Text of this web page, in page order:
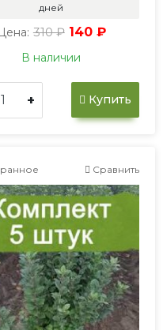
дней
310 ₽ 140 ₽
В наличии
+ Купить
Сравнить